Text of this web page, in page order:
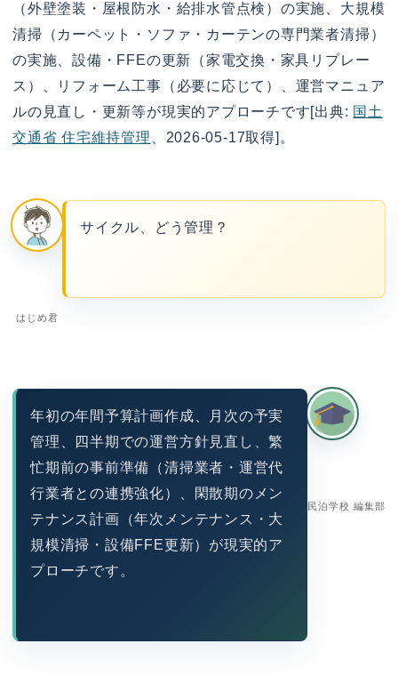
（外壁塗装・屋根防水・給排水管点検）の実施、大規模
清掃（カーペット・ソファ・カーテンの専門業者清掃）
の実施、設備・FFEの更新（家電交換・家具リプレー
ス）、リフォーム工事（必要に応じて）、運営マニュア
ルの見直し・更新等が現実的アプローチです[出典: 国土
交通省 住宅維持管理 、2026-05-17取得]。
はじめ君
サイクル、どう管理？
民泊学校 編集部
年初の年間予算計画作成、月次の予実
管理、四半期での運営方針見直し、繁
忙期前の事前準備（清掃業者・運営代
行業者との連携強化）、閑散期のメン
テナンス計画（年次メンテナンス・大
規模清掃・設備FFE更新）が現実的ア
プローチです。